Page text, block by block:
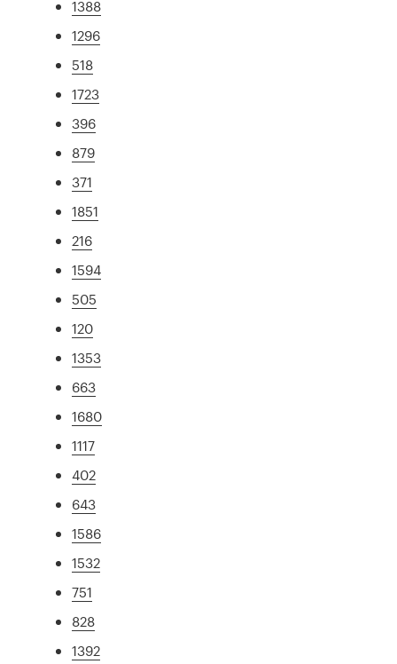
1388
1296
518
1723
396
879
371
1851
216
1594
505
120
1353
663
1680
1117
402
643
1586
1532
751
828
1392